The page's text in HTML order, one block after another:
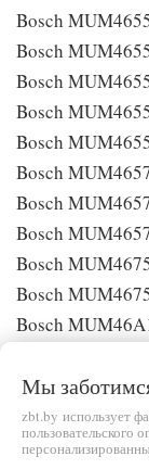
Bosch
Bosch
Bosch
Bosch
Bosch
Bosch
Bosch
Bosch
Bosch
Bosch
Bosch
Bosch
Bosch
Bosch
Мы
zbt.by использует
пользовательского